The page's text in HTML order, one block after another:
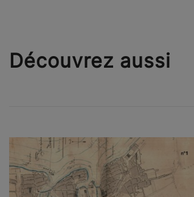
Découvrez aussi